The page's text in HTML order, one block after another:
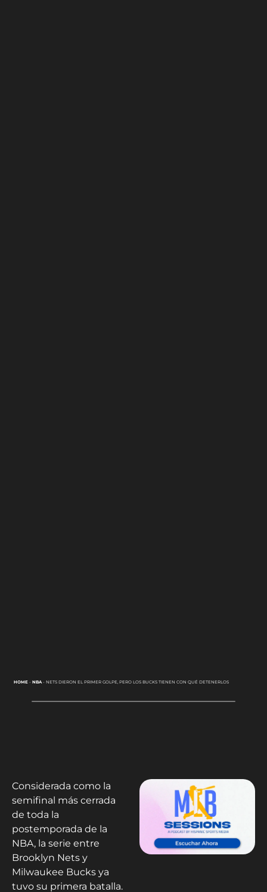
HOME- NBA- NETS DIERON EL PRIMER GOLPE, PERO LOS BUCKS TIENEN CON QUÉ DETENERLOS
Considerada como la
semifinal más cerrada
de toda la
postemporada de la
NBA, la serie entre
Brooklyn Nets y
Milwaukee Bucks ya
tuvo su primera batalla.